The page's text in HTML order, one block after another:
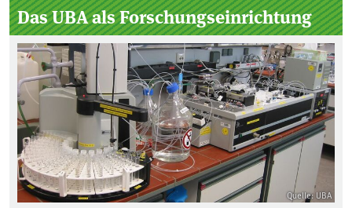
Das UBA als Forschungseinrichtung
Quelle: UBA